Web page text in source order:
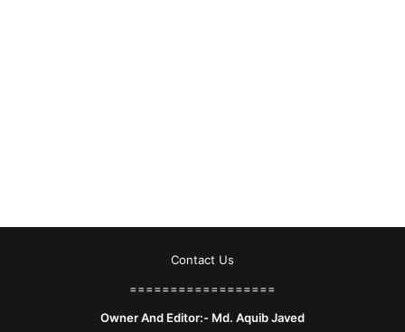
Contact Us
==================
Owner And Editor:- Md. Aquib Javed